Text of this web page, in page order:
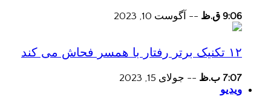
9:06 ق.ظ -- آگوست 10, 2023
۱۲ تکنیک برتر رفتار با همسر فحاش می کند
7:07 ب.ظ -- جولای 15, 2023
ویدیو